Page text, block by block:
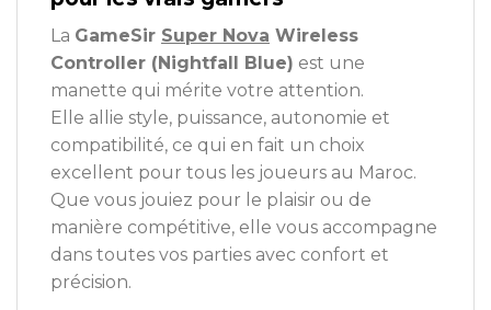
La GameSir Super Nova Wireless
Controller (Nightfall Blue) est une
manette qui mérite votre attention.
Elle allie style, puissance, autonomie et
compatibilité, ce qui en fait un choix
excellent pour tous les joueurs au Maroc.
Que vous jouiez pour le plaisir ou de
manière compétitive, elle vous accompagne
dans toutes vos parties avec confort et
précision.